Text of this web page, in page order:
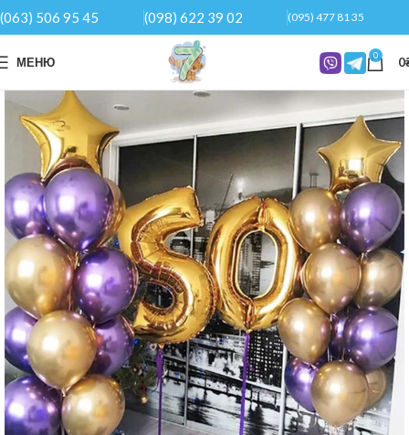
(063) 506 95 45 (098) 622 39 02 (095) 477 81 35
МЕНЮ 0 0